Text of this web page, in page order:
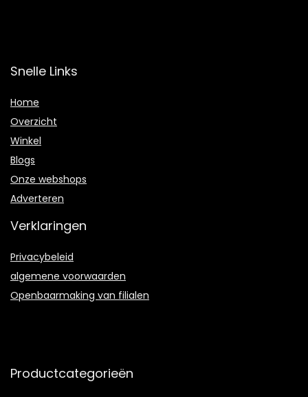
Snelle Links
Home
Overzicht
Winkel
Blogs
Onze webshops
Adverteren
Verklaringen
Privacybeleid
algemene voorwaarden
Openbaarmaking van filialen
Productcategorieën